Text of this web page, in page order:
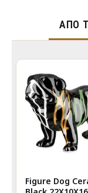
ΑΠΌ
Figure Dog